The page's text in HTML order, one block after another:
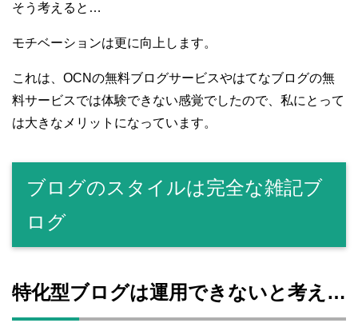
そう考えると…
モチベーションは更に向上します。
これは、OCNの無料ブログサービスやはてなブログの無
料サービスでは体験できない感覚でしたので、私にとって
は大きなメリットになっています。
ブログのスタイルは完全な雑記ブ
ログ
特化型ブログは運用できないと考え…